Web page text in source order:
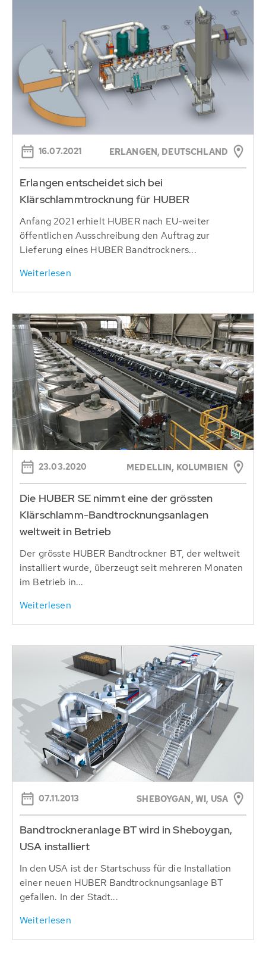
16.07.2021 ERLANGEN, DEUTSCHLAND
Erlangen entscheidet sich bei
Klärschlammtrocknung für HUBER
Anfang 2021 erhielt HUBER nach EU-weiter
öffentlichen Ausschreibung den Auftrag zur
Lieferung eines HUBER Bandtrockners...
Weiterlesen
23.03.2020 MEDELLIN, KOLUMBIEN
Die HUBER SE nimmt eine der grössten
Klärschlamm-Bandtrocknungsanlagen
weltweit in Betrieb
Der grösste HUBER Bandtrockner BT, der weltweit
installiert wurde, überzeugt seit mehreren Monaten
im Betrieb in...
Weiterlesen
07.11.2013 SHEBOYGAN, WI, USA
Bandtrockneranlage BT wird in Sheboygan,
USA installiert
In den USA ist der Startschuss für die Installation
einer neuen HUBER Bandtrocknungsanlage BT
gefallen. In der Stadt...
Weiterlesen